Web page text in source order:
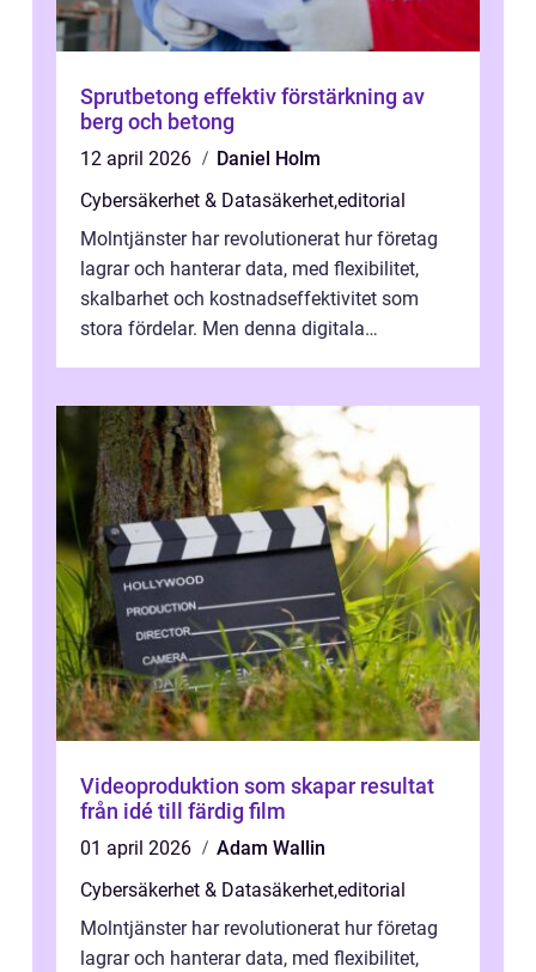
Sprutbetong effektiv förstärkning av
berg och betong
12 april 2026
Daniel Holm
Cybersäkerhet & Datasäkerhet,editorial
Molntjänster har revolutionerat hur företag
lagrar och hanterar data, med flexibilitet,
skalbarhet och kostnadseffektivitet som
stora fördelar. Men denna digitala
Videoproduktion som skapar resultat
från idé till färdig film
01 april 2026
Adam Wallin
Cybersäkerhet & Datasäkerhet,editorial
Molntjänster har revolutionerat hur företag
lagrar och hanterar data, med flexibilitet,